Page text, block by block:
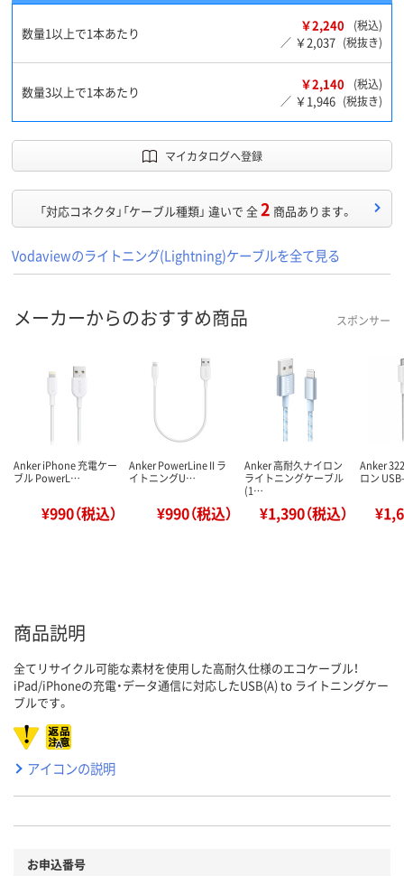
数量1以上で1本あたり ￥2,240
(税込)
／ ￥2,037 (税抜き)
数量3以上で1本あたり ￥2,140
(税込)
／ ￥1,946 (税抜き)
マイカタログへ登録
「対応コネクタ」「ケーブル種類」 違いで 全2 商品あります。
Vodaviewのライトニング(Lightning)ケーブルを全て見る
メーカーからのおすすめ商品 スポンサー
Anker iPhone 充電ケー
ブル PowerL…
¥990（税込）
Anker PowerLine II ラ
イトニングU…
¥990（税込）
Anker 高耐久ナイロン
ライトニングケーブル
(1…
¥1,390（税込）
Anker
ロン
商品説明
全てリサイクル可能な素材を使用した高耐久仕様のエコケーブル！
iPad/iPhoneの充電・データ通信に対応したUSB(A) to ライトニングケー
ブルです。
アイコンの説明
お申込番号